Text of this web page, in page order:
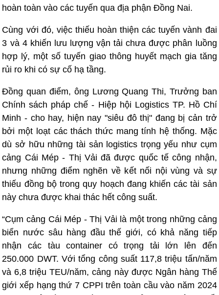
hoàn toàn vào các tuyến qua địa phận Đồng Nai.
Cùng với đó, việc thiếu hoàn thiện các tuyến vành đai
3 và 4 khiến lưu lượng vận tải chưa được phân luồng
hợp lý, một số tuyến giao thông huyết mạch gia tăng
rủi ro khi có sự cố hạ tầng.
Đồng quan điểm, ông Lương Quang Thi, Trưởng ban
Chính sách pháp chế - Hiệp hội Logistics TP. Hồ Chí
Minh - cho hay, hiện nay "siêu đô thị" đang bị cản trở
bởi một loạt các thách thức mang tính hệ thống. Mặc
dù sở hữu những tài sản logistics trọng yếu như cụm
cảng Cái Mép - Thị Vải đã được quốc tế công nhận,
nhưng những điểm nghẽn về kết nối nội vùng và sự
thiếu đồng bộ trong quy hoạch đang khiến các tài sản
này chưa được khai thác hết công suất.
“Cụm cảng Cái Mép - Thị Vải là một trong những cảng
biển nước sâu hàng đầu thế giới, có khả năng tiếp
nhận các tàu container có trọng tải lớn lên đến
250.000 DWT. Với tổng công suất 117,8 triệu tấn/năm
và 6,8 triệu TEU/năm, cảng này được Ngân hàng Thế
giới xếp hạng thứ 7 CPPI trên toàn cầu vào năm 2024